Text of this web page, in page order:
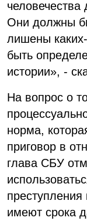
Они должны
лишены
быть
истории», -
На вопрос о
норма,
приговор в
глава СБУ
преступления
имеют срока